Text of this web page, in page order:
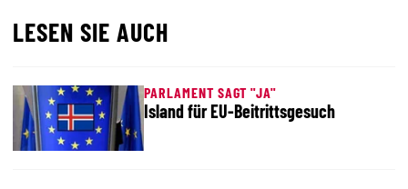
LESEN SIE AUCH
PARLAMENT SAGT "JA"
Island für EU-Beitrittsgesuch